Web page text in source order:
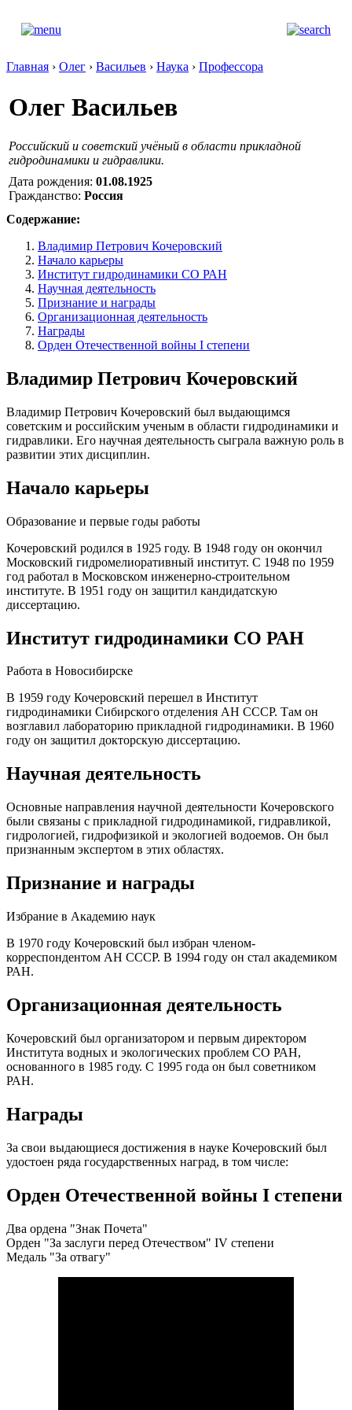
Главная › Олег › Васильев › Наука › Профессора
Олег Васильев
Российский и советский учёный в области прикладной
гидродинамики и гидравлики.
Дата рождения: 01.08.1925
Гражданство: Россия
Содержание:
Владимир Петрович Кочеровский
Начало карьеры
Институт гидродинамики СО РАН
Научная деятельность
Признание и награды
Организационная деятельность
Награды
Орден Отечественной войны I степени
Владимир Петрович Кочеровский
Владимир Петрович Кочеровский был выдающимся
советским и российским ученым в области гидродинамики и
гидравлики. Его научная деятельность сыграла важную роль в
развитии этих дисциплин.
Начало карьеры
Образование и первые годы работы
Кочеровский родился в 1925 году. В 1948 году он окончил
Московский гидромелиоративный институт. С 1948 по 1959
год работал в Московском инженерно-строительном
институте. В 1951 году он защитил кандидатскую
диссертацию.
Институт гидродинамики СО РАН
Работа в Новосибирске
В 1959 году Кочеровский перешел в Институт
гидродинамики Сибирского отделения АН СССР. Там он
возглавил лабораторию прикладной гидродинамики. В 1960
году он защитил докторскую диссертацию.
Научная деятельность
Основные направления научной деятельности Кочеровского
были связаны с прикладной гидродинамикой, гидравликой,
гидрологией, гидрофизикой и экологией водоемов. Он был
признанным экспертом в этих областях.
Признание и награды
Избрание в Академию наук
В 1970 году Кочеровский был избран членом-
корреспондентом АН СССР. В 1994 году он стал академиком
РАН.
Организационная деятельность
Кочеровский был организатором и первым директором
Института водных и экологических проблем СО РАН,
основанного в 1985 году. С 1995 года он был советником
РАН.
Награды
За свои выдающиеся достижения в науке Кочеровский был
удостоен ряда государственных наград, в том числе:
Орден Отечественной войны I степени
Два ордена "Знак Почета"
Орден "За заслуги перед Отечеством" IV степени
Медаль "За отвагу"